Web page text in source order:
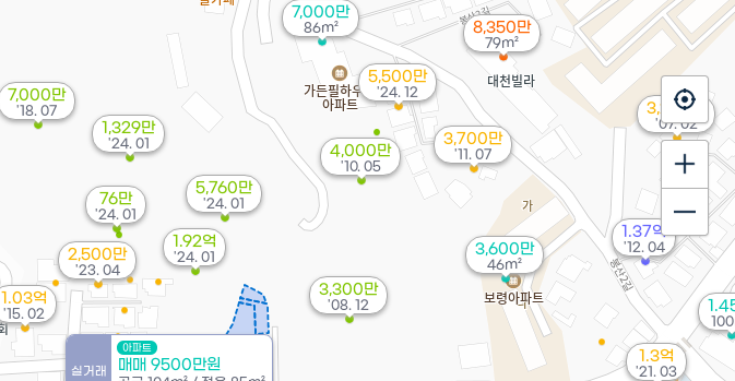
7,000만
86m²
3,600만
46m²
실거래
아파트
매매 9500만원
5,500만
'24. 12
76만
'24. 01
1.92억
'24. 01
1,329만
'24. 01
5,760만
'24. 01
8,350만
79m²
2,500만
'23. 04
1.3억
'21. 03
7,000만
'18. 07
1.03억
'15. 02
1.37억
'12. 04
3,700만
'11. 07
4,000만
'10. 05
3,300만
'08. 12
3,200만
'07. 02